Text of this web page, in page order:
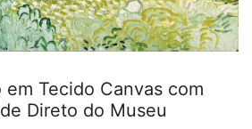
em Tecido Canvas com
Direto do Museu